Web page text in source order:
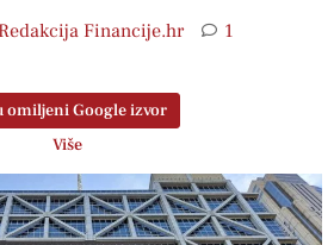
Redakcija Financije.hr 1
omiljeni Google izvor
Više